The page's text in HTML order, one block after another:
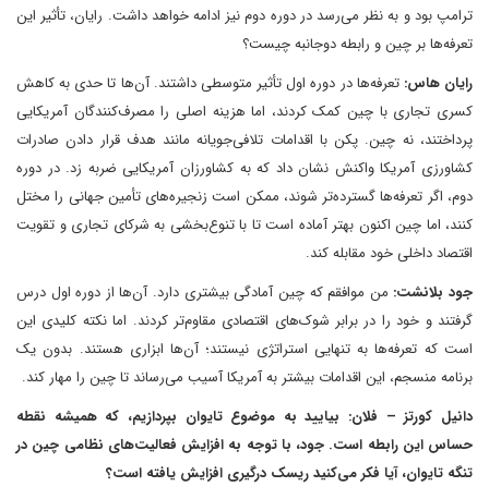
ترامپ بود و به نظر می‌رسد در دوره دوم نیز ادامه خواهد داشت. رایان، تأثیر این
تعرفه‌ها بر چین و رابطه دوجانبه چیست؟
رایان هاس: تعرفه‌ها در دوره اول تأثیر متوسطی داشتند. آن‌ها تا حدی به کاهش
کسری تجاری با چین کمک کردند، اما هزینه اصلی را مصرف‌کنندگان آمریکایی
پرداختند، نه چین. پکن با اقدامات تلافی‌جویانه مانند هدف قرار دادن صادرات
کشاورزی آمریکا واکنش نشان داد که به کشاورزان آمریکایی ضربه زد. در دوره
دوم، اگر تعرفه‌ها گسترده‌تر شوند، ممکن است زنجیره‌های تأمین جهانی را مختل
کنند، اما چین اکنون بهتر آماده است تا با تنوع‌بخشی به شرکای تجاری و تقویت
اقتصاد داخلی خود مقابله کند.
جود بلانشت: من موافقم که چین آمادگی بیشتری دارد. آن‌ها از دوره اول درس
گرفتند و خود را در برابر شوک‌های اقتصادی مقاوم‌تر کردند. اما نکته کلیدی این
است که تعرفه‌ها به تنهایی استراتژی نیستند؛ آن‌ها ابزاری هستند. بدون یک
برنامه منسجم، این اقدامات بیشتر به آمریکا آسیب می‌رساند تا چین را مهار کند.
دانیل کورتز – فلان: بیایید به موضوع تایوان بپردازیم، که همیشه نقطه
حساس این رابطه است. جود، با توجه به افزایش فعالیت‌های نظامی چین در
تنگه تایوان، آیا فکر می‌کنید ریسک درگیری افزایش یافته است؟